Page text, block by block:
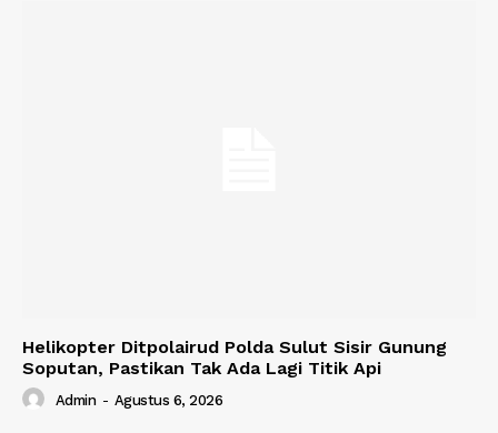
Helikopter Ditpolairud Polda Sulut Sisir Gunung
Soputan, Pastikan Tak Ada Lagi Titik Api
Admin - Agustus 6, 2026